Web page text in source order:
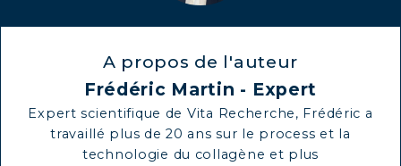
A propos de l'auteur
Frédéric Martin - Expert
Expert scientifique de Vita Recherche, Frédéric a
travaillé plus de 20 ans sur le process et la
technologie du collagène et plus